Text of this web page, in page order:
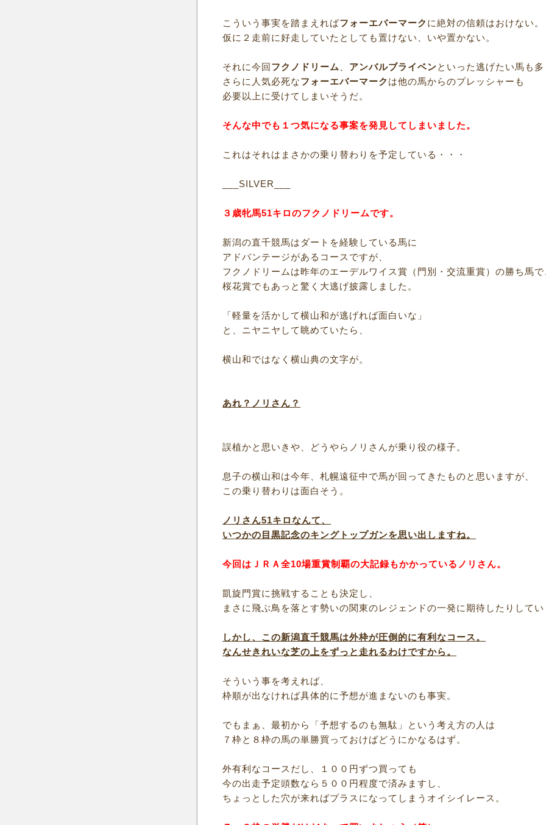
こういう事実を踏まえればフォーエバーマーク に絶対の信頼はおけない。
仮に２走前に好走していたとしても置けない、いや置かない。
それに今回 フクノドリーム、 アンバルブライベンといった逃げたい馬も
さらに人気必死なフォーエバーマーク は他の馬からのプレッシャーも
必要以上に受けてしまいそうだ。
そんな中でも１つ気になる事案を発見してしまいました。
これはそれはまさかの乗り替わりを予定している・・・
___SILVER___
３歳牝馬51キロのフクノドリームです。
新潟の直千競馬はダートを経験している馬に
アドバンテージがあるコースですが、
フクノドリームは昨年のエーデルワイス賞（門別・交流重賞）の勝ち馬で
桜花賞でもあっと驚く大逃げ披露しました。
「軽量を活かして横山和が逃げれば面白いな」
と、ニヤニヤして眺めていたら、
横山和ではなく横山典の文字が。
あれ？ノリさん？
誤植かと思いきや、どうやらノリさんが乗り役の様子。
息子の横山和は今年、札幌遠征中で馬が回ってきたものと思いますが、
この乗り替わりは面白そう。
ノリさん51キロなんて、
いつかの目黒記念のキングトップガンを思い出しますね。
今回はＪＲＡ全10場重賞制覇の大記録もかかっているノリさん。
凱旋門賞に挑戦することも決定し、
まさに飛ぶ鳥を落とす勢いの関東のレジェンドの一発に期待したりして
しかし、この新潟直千競馬は外枠が圧倒的に有利なコース。
なんせきれいな芝の上をずっと走れるわけですから。
そういう事を考えれば、
枠順が出なければ具体的に予想が進まないのも事実。
でもまぁ、最初から「予想するのも無駄」という考え方の人は
７枠と８枠の馬の単勝買っておけばどうにかなるはず。
外有利なコースだし、１００円ずつ買っても
今の出走予定頭数なら５００円程度で済みますし、
ちょっとした穴が来ればプラスになってしまうオイシイレース。